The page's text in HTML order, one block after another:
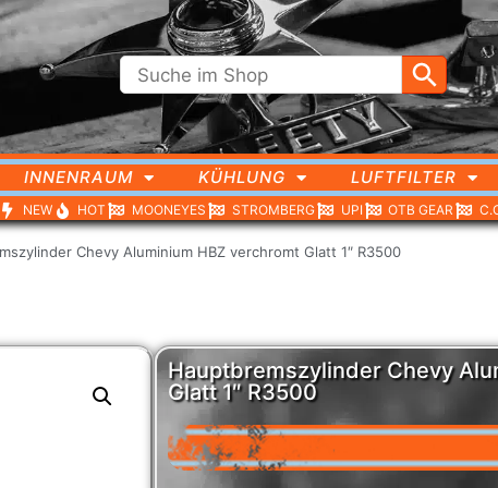
INNENRAUM KÜHLUNG LUFTFILTER
NEW HOT MOONEYES STROMBERG UPI OTB GEAR
Chevy Aluminium HBZ verchromt Glatt 1″ R3500
Hauptbremszylinder Chevy
Glatt 1″ R3500